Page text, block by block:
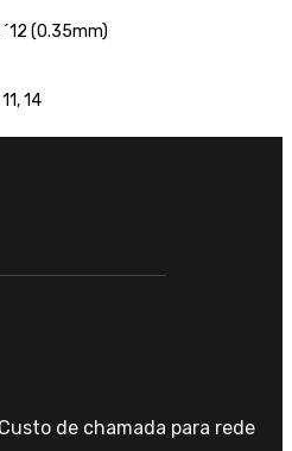
(0.35mm)
14
de chamada para rede